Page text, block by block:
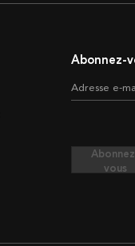
Abonnez-
Adresse e-
vous